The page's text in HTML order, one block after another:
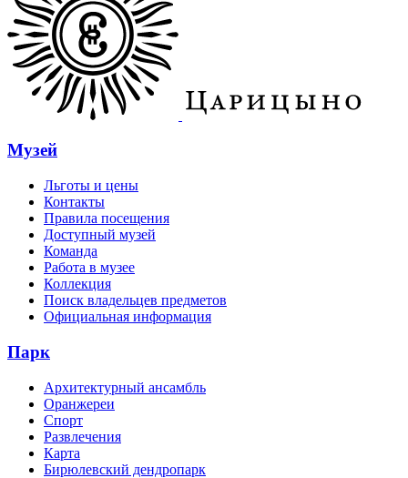
Музей
Льготы и цены
Контакты
Правила посещения
Доступный музей
Команда
Работа в музее
Коллекция
Поиск владельцев предметов
Официальная информация
Парк
Архитектурный ансамбль
Оранжереи
Спорт
Развлечения
Карта
Бирюлевский дендропарк